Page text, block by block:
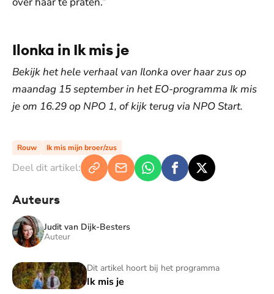
Ilonka in Ik mis je
Bekijk het hele verhaal van Ilonka over haar zus op
maandag 15 september in het EO-programma Ik mis
je om 16.29 op NPO 1, of kijk terug via NPO Start.
Rouw Ik mis mijn broer/zus
Deel dit artikel:
Auteurs
Judit van Dijk-Besters
Auteur
Dit artikel hoort bij het programma
Ik mis je
Ik mis je